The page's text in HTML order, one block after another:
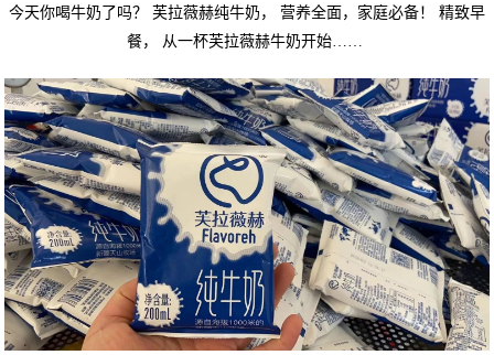
今天你喝牛奶了吗？ 芙拉薇赫纯牛奶， 营养全面，家庭必备！ 精致早
餐， 从一杯芙拉薇赫牛奶开始……